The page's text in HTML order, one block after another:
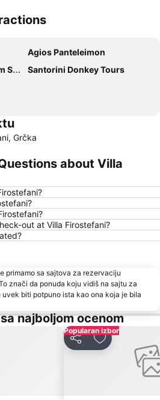
Agios Panteleimon
Santorini Donkey Tours
Grčka
about Villa
out at Villa Firostefani?
primamo sa sajtova za rezervaciju
znači da ponuda koju vidiš na sajtu za
biti potpuno ista kao ona koja je bila
najboljom ocenom
Popularan izbor
Deli Dodati u